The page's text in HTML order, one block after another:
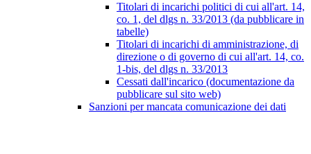
Titolari di incarichi politici di cui all'art. 14,
co. 1, del dlgs n. 33/2013 (da pubblicare in
tabelle)
Titolari di incarichi di amministrazione, di
direzione o di governo di cui all'art. 14, co.
1-bis, del dlgs n. 33/2013
Cessati dall'incarico (documentazione da
pubblicare sul sito web)
Sanzioni per mancata comunicazione dei dati